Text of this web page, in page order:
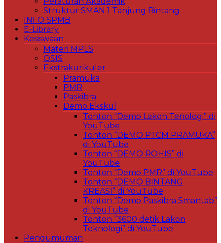
Struktur SMAN 1 Tanjung Bintang
INFO SPMB
E-Library
Kesiswaan
Materi MPLS
OSIS
Ekstrakurikuler
Pramuka
PMR
Paskibra
Demo Ekskul
Tonton “Demo Lakon Tenologi” di
YouTube
Tonton “DEMO PTCM PRAMUKA”
di YouTube
Tonton “DEMO ROHIS” di
YouTube
Tonton “Demo PMR” di YouTube
Tonton “DEMO BINTANG
KREASI” di YouTube
Tonton “Demo Paskibra Smantab”
di YouTube
Tonton “3600 detik Lakon
Teknologi” di YouTube
Pengumuman